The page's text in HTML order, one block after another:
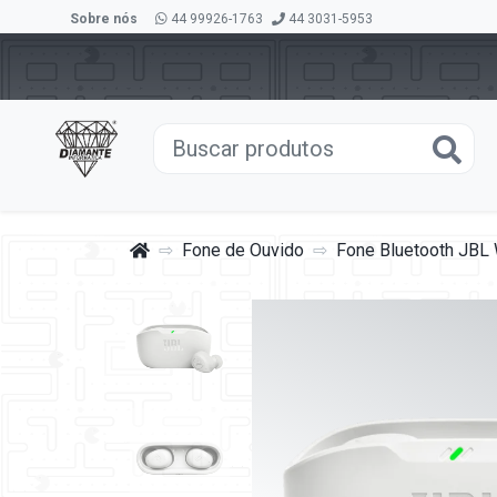
Sobre nós 44 99926-1763 44 3031-5953
Fone de Ouvido Fone Bluetooth JBL